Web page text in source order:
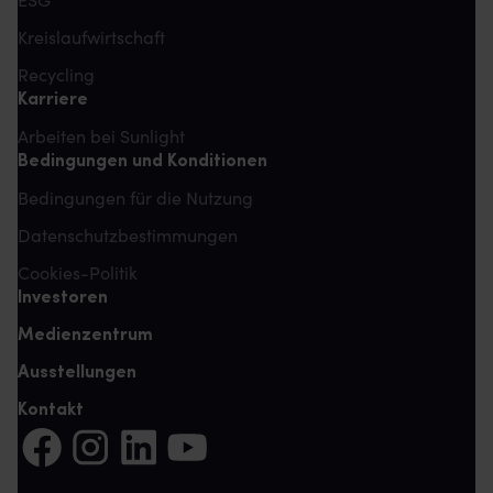
Kreislaufwirtschaft
Recycling
Karriere
Arbeiten bei Sunlight
Bedingungen und Konditionen
Bedingungen für die Nutzung
Datenschutzbestimmungen
Cookies-Politik
Investoren
Medienzentrum
Ausstellungen
Kontakt
Auf Facebook teilen (Es öffnet sich eine neue Registerkarte)
Auf Instagram teilen (Es öffnet sich eine neue
Auf LinkedIn teilen (Es öffnet sich eine neue
Auf YouTube teilen (Es öffnet sich eine